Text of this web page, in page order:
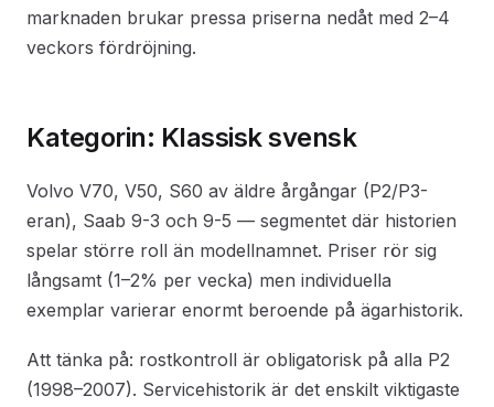
marknaden brukar pressa priserna nedåt med 2–4
veckors fördröjning.
Kategorin: Klassisk svensk
Volvo V70, V50, S60 av äldre årgångar (P2/P3-
eran), Saab 9-3 och 9-5 — segmentet där historien
spelar större roll än modellnamnet. Priser rör sig
långsamt (1–2% per vecka) men individuella
exemplar varierar enormt beroende på ägarhistorik.
Att tänka på: rostkontroll är obligatorisk på alla P2
(1998–2007). Servicehistorik är det enskilt viktigaste